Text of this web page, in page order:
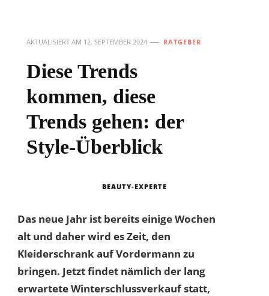
AKTUALISIERT AM 12. SEPTEMBER 2024 RATGEBER
Diese Trends
kommen, diese
Trends gehen: der
Style-Überblick
BEAUTY-EXPERTE
Das neue Jahr ist bereits einige Wochen
alt und daher wird es Zeit, den
Kleiderschrank auf Vordermann zu
bringen. Jetzt findet nämlich der lang
erwartete Winterschlussverkauf statt,